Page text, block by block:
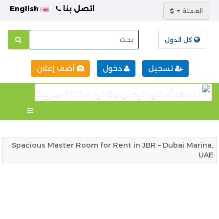
$ العملة اتصل بنا
كل الدول
تسجيل دخول أضف إعلان
Spacious Master Room for Rent in JBR – Dubai Marina,
UAE